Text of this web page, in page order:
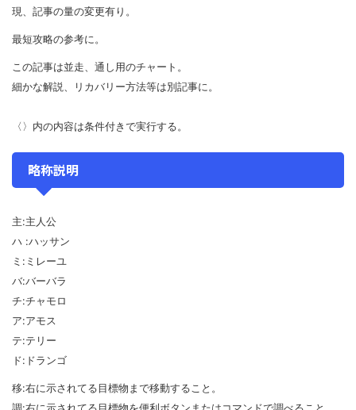
現、記事の量の変更有り。
最短攻略の参考に。
この記事は並走、通し用のチャート。
細かな解説、リカバリー方法等は別記事に。
〈〉内の内容は条件付きで実行する。
略称説明
主:主人公
ハ :ハッサン
ミ:ミレーユ
バ:バーバラ
チ:チャモロ
ア:アモス
テ:テリー
ド:ドランゴ
移:右に示されてる目標物まで移動すること。